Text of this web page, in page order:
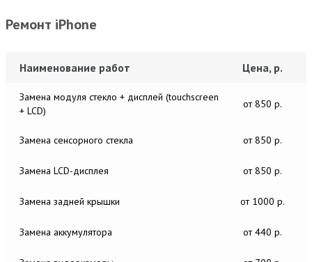
Ремонт iPhone
Наименование работ Цена, р.
Замена модуля стекло + дисплей (touchscreen
+ LCD)
от 850 р.
Замена сенсорного стекла от 850 р.
Замена LCD-дисплея от 850 р.
Замена задней крышки от 1000 р.
Замена аккумулятора от 440 р.